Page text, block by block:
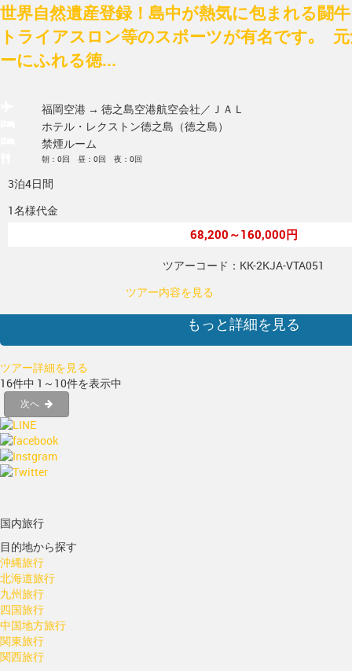
世界自然遺産登録！島中が熱気に包まれる闘
トライアスロン等のスポーツが有名です｡
ーにふれる徳...
福岡空港 → 徳之島空港航空会社／ＪＡＬ
ホテル・レクストン徳之島（徳之島）
禁煙ルーム
朝：0回 昼：0回 夜：0回
3泊4日間
1名様代金
68,200～160,000円
ツアーコード：KK-2KJA-VTA051
ツアー内容を見る
もっと詳細を見る
ツアー詳細を見る
16件中 1～10件を表示中
次へ
国内旅行
目的地から探す
沖縄旅行
北海道旅行
九州旅行
四国旅行
中国地方旅行
関東旅行
関西旅行